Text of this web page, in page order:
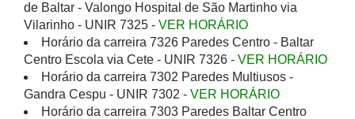
de Baltar - Valongo Hospital de São Martinho via
Vilarinho - UNIR 7325 - VER HORÁRIO
Horário da carreira 7326 Paredes Centro - Baltar
Centro Escola via Cete - UNIR 7326 - VER HORÁRIO
Horário da carreira 7302 Paredes Multiusos -
Gandra Cespu - UNIR 7302 - VER HORÁRIO
Horário da carreira 7303 Paredes Baltar Centro